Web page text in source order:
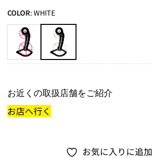
COLOR:WHITE
お近くの取扱店舗をご紹介
お店へ行く
お気に入りに追加